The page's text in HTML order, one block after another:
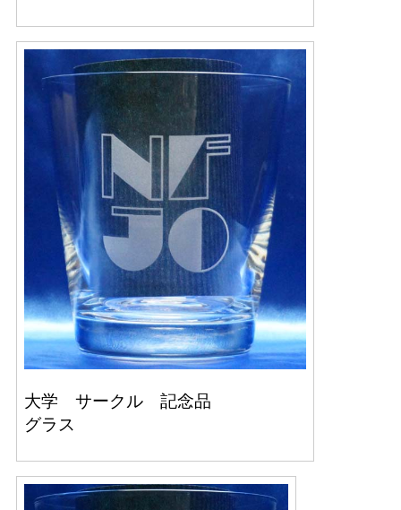
大学 サークル 記念品
グラス